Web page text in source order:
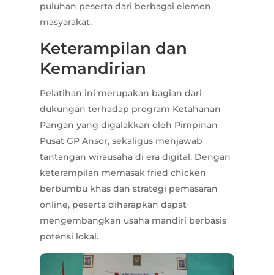
puluhan peserta dari berbagai elemen
masyarakat.
Keterampilan dan
Kemandirian
Pelatihan ini merupakan bagian dari
dukungan terhadap program Ketahanan
Pangan yang digalakkan oleh Pimpinan
Pusat GP Ansor, sekaligus menjawab
tantangan wirausaha di era digital. Dengan
keterampilan memasak fried chicken
berbumbu khas dan strategi pemasaran
online, peserta diharapkan dapat
mengembangkan usaha mandiri berbasis
potensi lokal.